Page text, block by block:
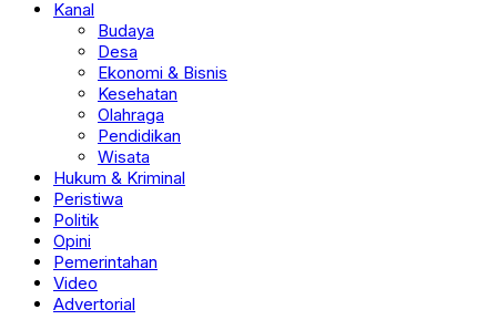
Desa
Ekonomi & Bisnis
Kesehatan
Olahraga
Pendidikan
Wisata
Hukum & Kriminal
Peristiwa
Politik
Opini
Pemerintahan
Video
Advertorial